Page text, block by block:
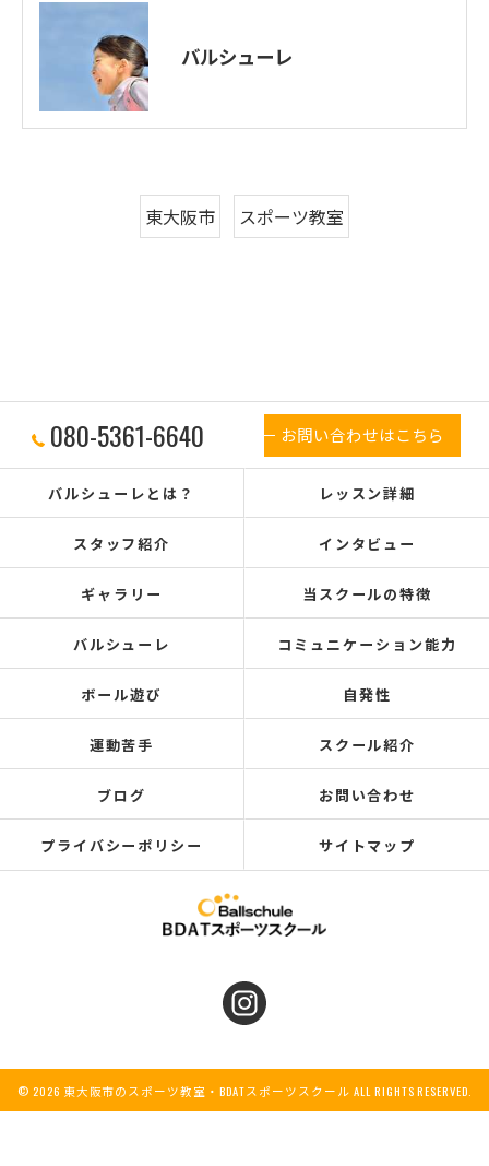
バルシューレ
東大阪市 スポーツ教室
080-5361-6640 お問い合わせはこちら
バルシューレとは？ レッスン詳細
スタッフ紹介 インタビュー
ギャラリー 当スクールの特徴
バルシューレ コミュニケーション能力
ボール遊び 自発性
運動苦手 スクール紹介
ブログ お問い合わせ
プライバシーポリシー サイトマップ
© 2026 東大阪市のスポーツ教室・BDATスポーツスクール ALL RIGHTS RESERVED.